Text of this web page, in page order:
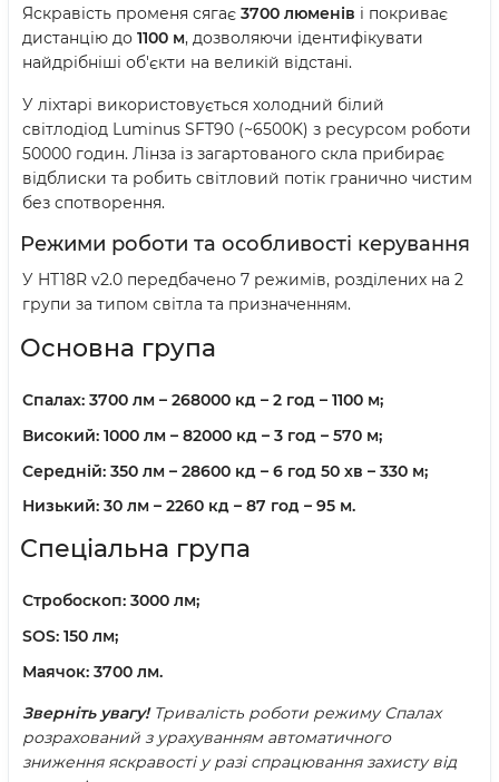
Яскравість променя сягає 3700 люменів і покриває
дистанцію до 1100 м, дозволяючи ідентифікувати
найдрібніші об'єкти на великій відстані.
У ліхтарі використовується холодний білий
світлодіод Luminus SFT90 (~6500K) з ресурсом роботи
50000 годин. Лінза із загартованого скла прибирає
відблиски та робить світловий потік гранично чистим
без спотворення.
Режими роботи та особливості керування
У HT18R v2.0 передбачено 7 режимів, розділених на 2
групи за типом світла та призначенням.
Основна група
Спалах: 3700 лм – 268000 кд – 2 год – 1100 м;
Високий: 1000 лм – 82000 кд – 3 год – 570 м;
Середній: 350 лм – 28600 кд – 6 год 50 хв – 330 м;
Низький: 30 лм – 2260 кд – 87 год – 95 м.
Спеціальна група
Стробоскоп: 3000 лм;
SOS: 150 лм;
Маячок: 3700 лм.
Зверніть увагу! Тривалість роботи режиму Спалах
розрахований з урахуванням автоматичного
зниження яскравості у разі спрацювання захисту від